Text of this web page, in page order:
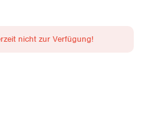
nicht zur Verfügung!